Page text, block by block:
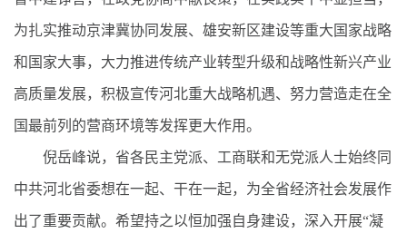
为扎实推动京津冀协同发展、雄安新区建设等重大国家战略
和国家大事，大力推进传统产业转型升级和战略性新兴产业
高质量发展，积极宣传河北重大战略机遇、努力营造走在全
国最前列的营商环境等发挥更大作用。
倪岳峰说，省各民主党派、工商联和无党派人士始终同
中共河北省委想在一起、干在一起，为全省经济社会发展作
出了重要贡献。希望持之以恒加强自身建设，深入开展“凝